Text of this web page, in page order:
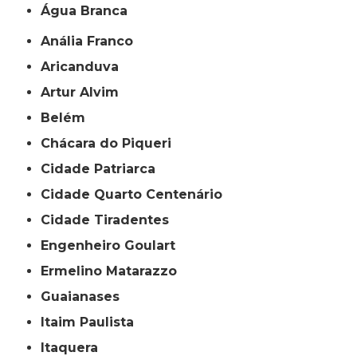
Água Branca
Anália Franco
Aricanduva
Artur Alvim
Belém
Chácara do Piqueri
Cidade Patriarca
Cidade Quarto Centenário
Cidade Tiradentes
Engenheiro Goulart
Ermelino Matarazzo
Guaianases
Itaim Paulista
Itaquera